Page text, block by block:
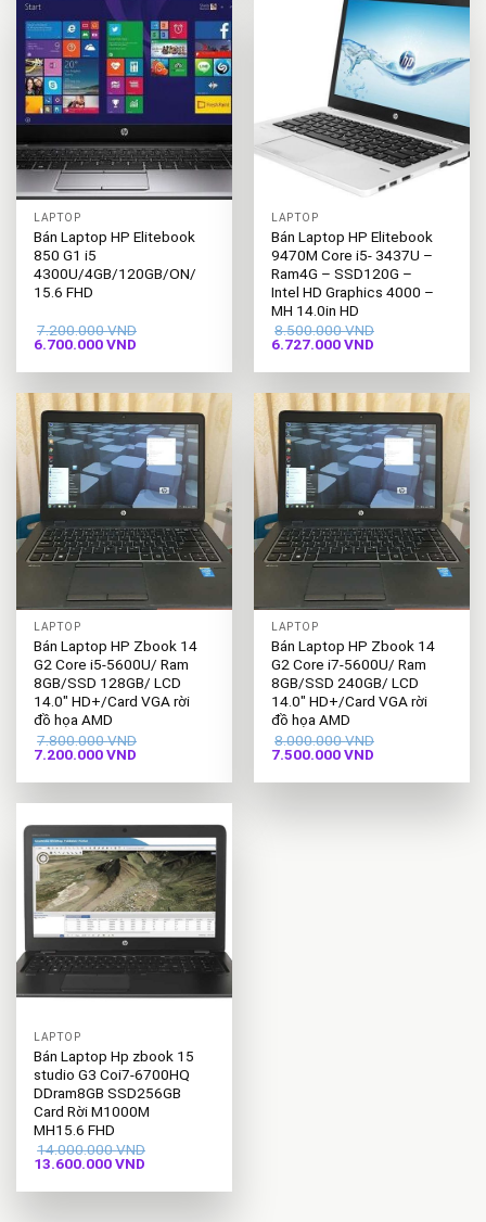
LAPTOP
Bán Laptop HP Elitebook
850 G1 i5
4300U/4GB/120GB/ON/
15.6 FHD
7.200.000VND
Giá
là:
6.700.000VND
tại
6.700.000 VND.
LAPTOP
Bán Laptop HP Elitebook
9470M Core i5- 3437U –
Ram4G – SSD120G –
Intel HD Graphics 4000 –
MH 14.0in HD
8.500.000VND
Giá
là:
6.727.000VND
tại
6.727.000 VND.
LAPTOP
Bán Laptop HP Zbook 14
G2 Core i5-5600U/ Ram
8GB/SSD 128GB/ LCD
14.0″ HD+/Card VGA rời
đồ họa AMD
7.800.000VND
Giá
là:
7.200.000VND
tại
7.200.000 VND.
LAPTOP
Bán Laptop HP Zbook 14
G2 Core i7-5600U/ Ram
8GB/SSD 240GB/ LCD
14.0″ HD+/Card VGA rời
đồ họa AMD
8.000.000VND
Giá
là:
7.500.000VND
tại
LAPTOP
Bán Laptop Hp zbook 15
studio G3 Coi7-6700HQ
DDram8GB SSD256GB
Card Rời M1000M
MH15.6 FHD
14.000.000VND
Giá
là:
13.600.000VND
tại